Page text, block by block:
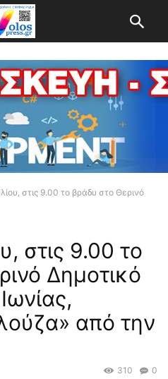
στις 9.00 το βράδυ στο Θερινό
στις 9.00 το
Δημοτικό
από την
0
310